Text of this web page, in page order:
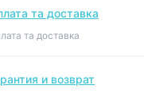
та доставка
та доставка
и возврат